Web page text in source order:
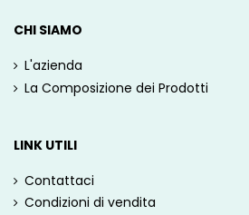
CHI SIAMO
L'azienda
La Composizione dei Prodotti
LINK UTILI
Contattaci
Condizioni di vendita